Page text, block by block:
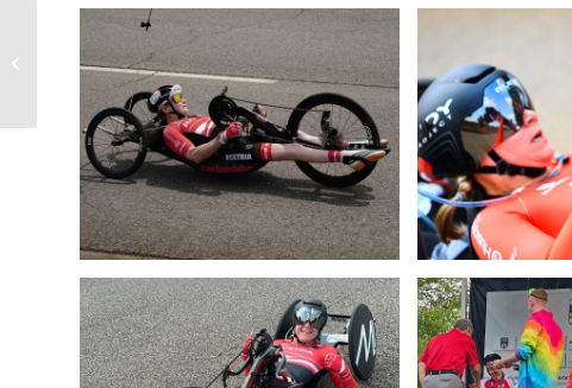
Österreichische
Meisterschaft Segeln,
26.-28.05.2023, Velden